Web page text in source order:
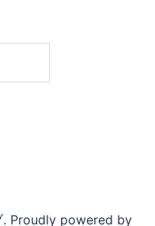
. Proudly powered by